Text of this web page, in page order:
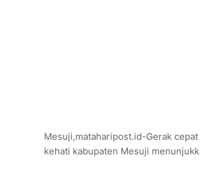
Mesuji,mataharipost.id-Gerak
kehati kabupaten Mesuji